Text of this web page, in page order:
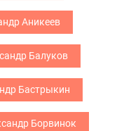
Аникеев
Балуков
Бастрыкин
Борвинок